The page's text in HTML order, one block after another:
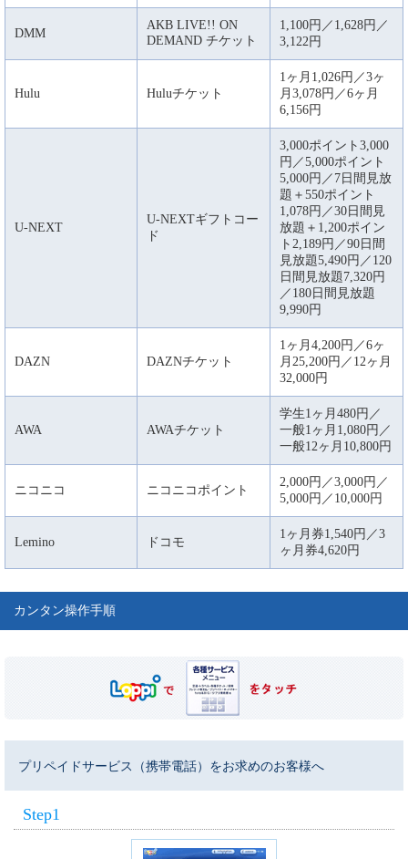
DMM
AKB LIVE!! ON
DEMAND チケット
1,100円／1,628円／
3,122円
Hulu Huluチケット
1ヶ月1,026円／3ヶ
月3,078円／6ヶ月
6,156円
U-NEXT
U-NEXTギフトコー
ド
3,000ポイント3,000
円／5,000ポイント
5,000円／7日間見放
題＋550ポイント
1,078円／30日間見
放題＋1,200ポイン
ト2,189円／90日間
見放題5,490円／120
日間見放題7,320円
／180日間見放題
9,990円
DAZN DAZNチケット
1ヶ月4,200円／6ヶ
月25,200円／12ヶ月
32,000円
AWA AWAチケット
学生1ヶ月480円／
一般1ヶ月1,080円／
一般12ヶ月10,800円
ニコニコ ニコニコポイント
2,000円／3,000円／
5,000円／10,000円
Lemino ドコモ
1ヶ月券1,540円／3
ヶ月券4,620円
カンタン操作手順
プリペイドサービス（携帯電話）をお求めのお客様へ
Step1